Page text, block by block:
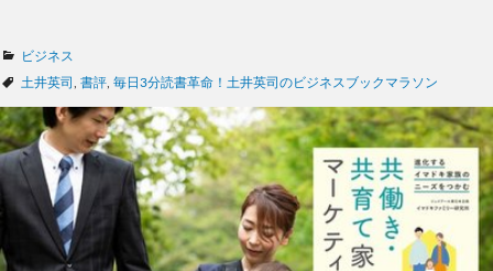
カ
テ
リ
ー
ビジネス
タ
土井英司 書評 毎日3分読書革命！土井英司のビジネスブックマラソン